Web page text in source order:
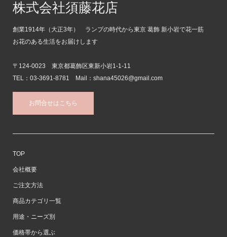
株式会社須藤花店
創業1914年（大正3年） ランプの時代から東京 葛飾 新小岩で花一筋
お花のある生活をお届けします
〒124-0023 東京都葛飾区東新小岩1-1-11
TEL：03-3691-8781 Mail：shana45026@gmail.com
お問合せはこちら
TOP
会社概要
ご注文方法
商品カテゴリ一覧
用途・ニーズ別
価格帯から選ぶ